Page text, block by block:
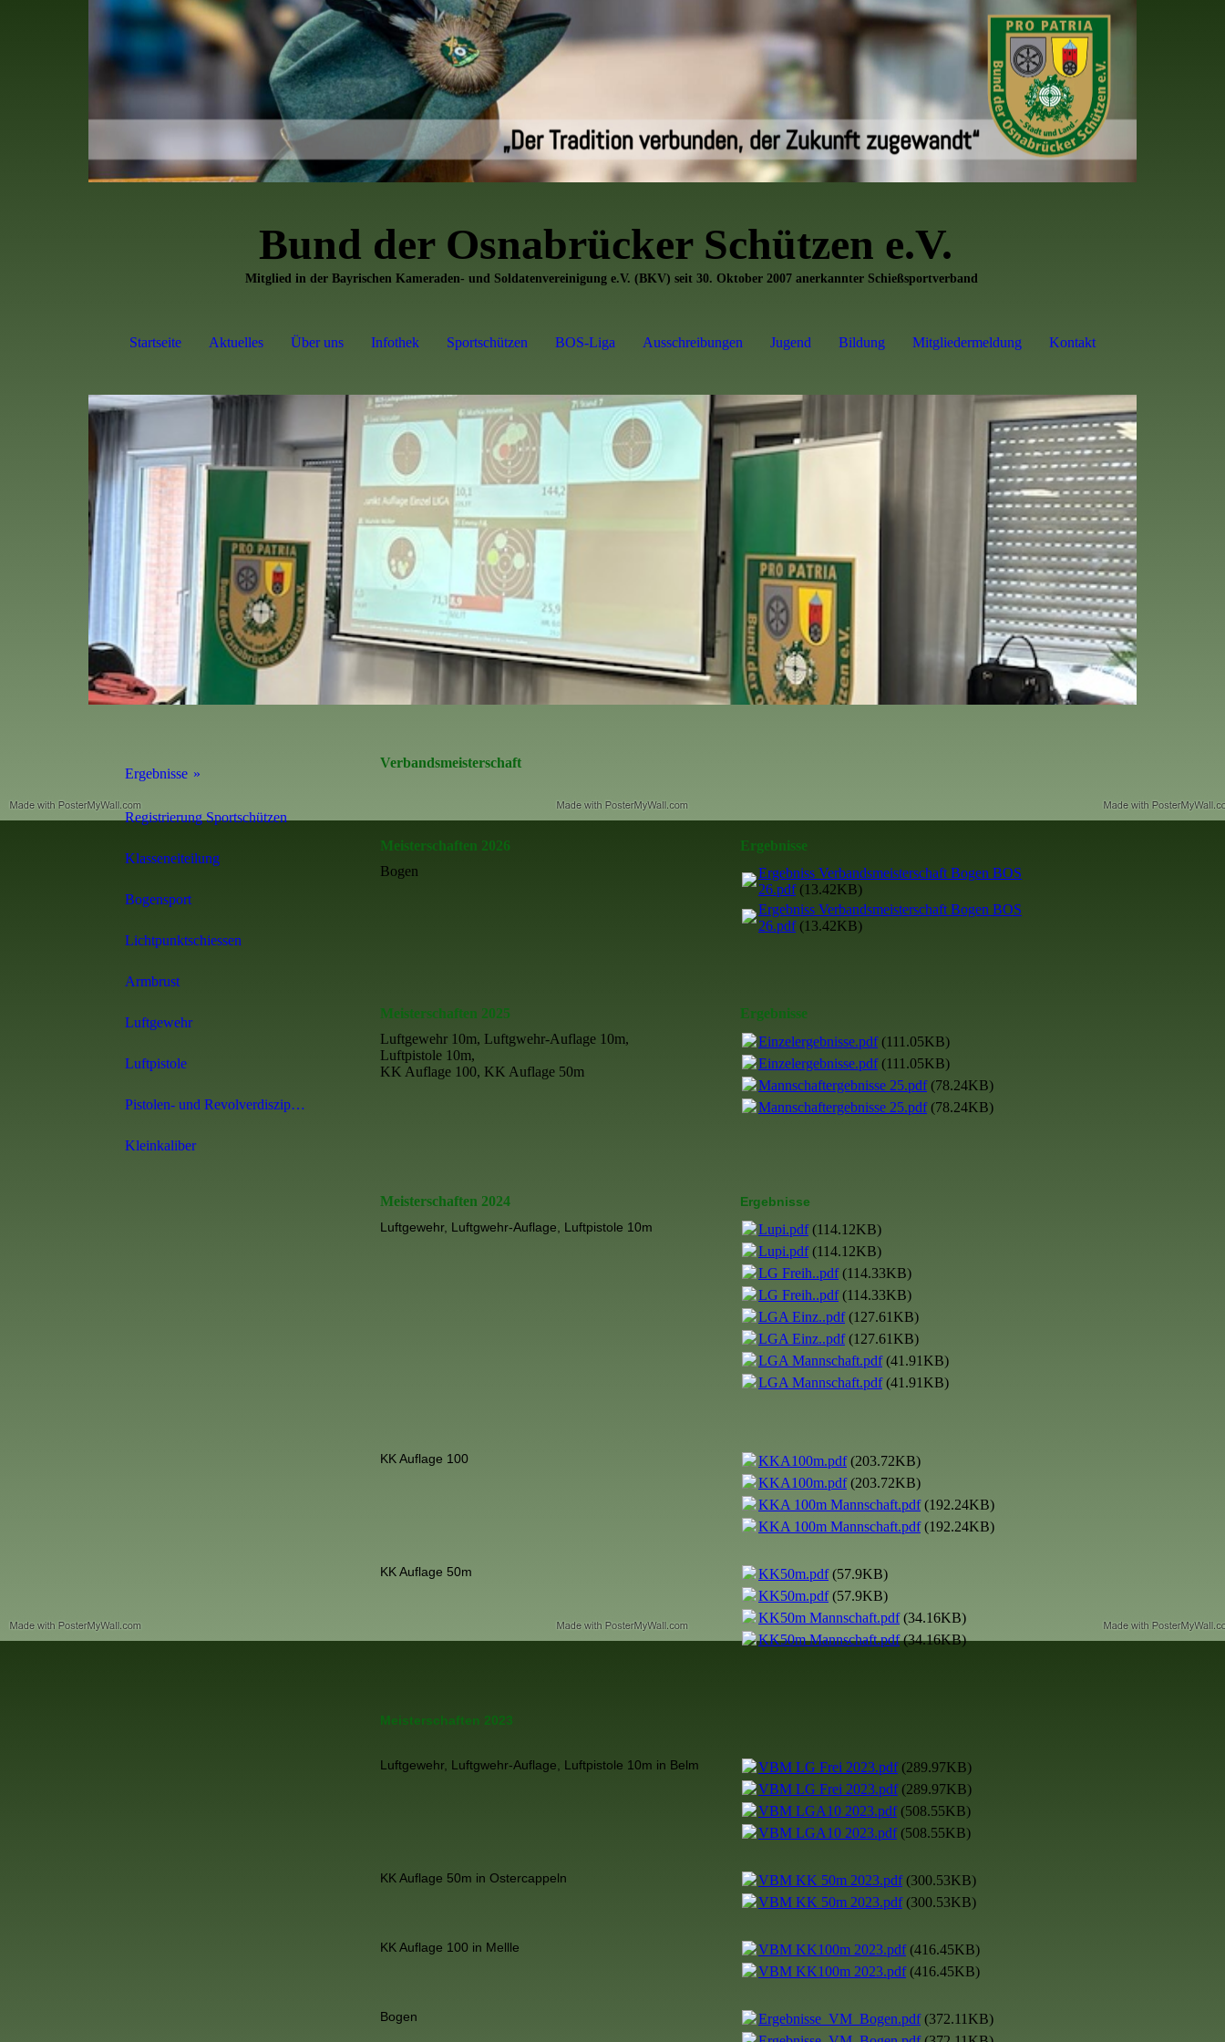
Bund der Osnabrücker Schützen e.V.
Mitglied in der Bayrischen Kameraden- und Soldatenvereinigung e.V. (BKV) seit 30. Oktober 2007 anerkannter Schießsportverband
Startseite Aktuelles Über uns Infothek Sportschützen BOS-Liga Ausschreibungen Jugend Bildung Mitgliedermeldung Kontakt
Ergebnisse
Verbands-Meisterschaften
BKV Bundesschießen 2025
Kaiser-Schießen
König- und Königinnen-Schießen
Damen-Vergleichspokalschießen
Registrierung Sportschützen
Klasseneiteilung
Bogensport
Lichtpunktschiessen
Armbrust
Luftgewehr
Luftpistole
Pistolen- und Revolverdisziplinen
Kleinkaliber
Verbandsmeisterschaft
Meisterschaften 2026
Ergebnisse
Bogen
Ergebniss Verbandsmeisterschaft Bogen BOS
26.pdf(13.42KB)
Ergebniss Verbandsmeisterschaft Bogen BOS
26.pdf(13.42KB)
Meisterschaften 2025
Ergebnisse
Luftgewehr 10m, Luftgwehr-Auflage 10m,
Luftpistole 10m,
KK Auflage 100, KK Auflage 50m
Einzelergebnisse.pdf(111.05KB)
Einzelergebnisse.pdf(111.05KB)
Mannschaftergebnisse 25.pdf(78.24KB)
Mannschaftergebnisse 25.pdf(78.24KB)
Meisterschaften 2024
Ergebnisse
Luftgewehr, Luftgwehr-Auflage, Luftpistole 10m
Lupi.pdf(114.12KB)
Lupi.pdf(114.12KB)
LG Freih..pdf(114.33KB)
LG Freih..pdf(114.33KB)
LGA Einz..pdf(127.61KB)
LGA Einz..pdf(127.61KB)
LGA Mannschaft.pdf(41.91KB)
LGA Mannschaft.pdf(41.91KB)
KK Auflage 100 KKA100m.pdf(203.72KB)
KKA100m.pdf(203.72KB)
KKA 100m Mannschaft.pdf(192.24KB)
KKA 100m Mannschaft.pdf(192.24KB)
KK Auflage 50m KK50m.pdf(57.9KB)
KK50m.pdf(57.9KB)
KK50m Mannschaft.pdf(34.16KB)
KK50m Mannschaft.pdf(34.16KB)
Meisterschaften 2023
Luftgewehr, Luftgwehr-Auflage, Luftpistole 10m in Belm VBM LG Frei 2023.pdf(289.97KB)
VBM LG Frei 2023.pdf(289.97KB)
VBM LGA10 2023.pdf(508.55KB)
VBM LGA10 2023.pdf(508.55KB)
KK Auflage 50m in Ostercappeln VBM KK 50m 2023.pdf(300.53KB)
VBM KK 50m 2023.pdf(300.53KB)
KK Auflage 100 in Mellle VBM KK100m 2023.pdf(416.45KB)
VBM KK100m 2023.pdf(416.45KB)
Bogen Ergebnisse_VM_Bogen.pdf(372.11KB)